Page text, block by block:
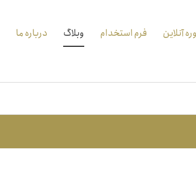
آنلاین فرم استخدام وبلاگ درباره ما